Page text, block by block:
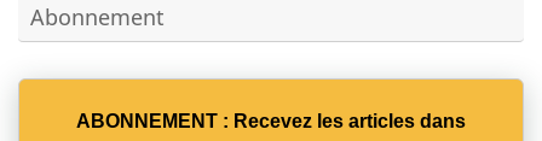
Abonnement
ABONNEMENT : Recevez les articles dans